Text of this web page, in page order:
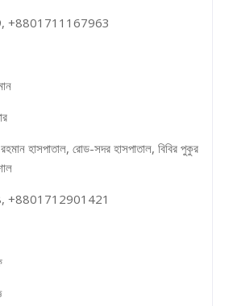
+8801711167963
হাসপাতাল, রোড-সদর হাসপাতাল, বিবির পুকুর
+8801712901421